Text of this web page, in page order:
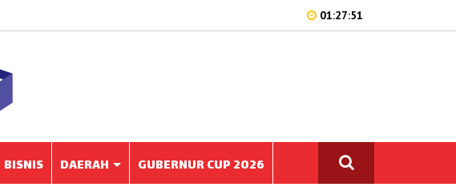
01:27:51
BISNIS DAERAH GUBERNUR CUP 2026